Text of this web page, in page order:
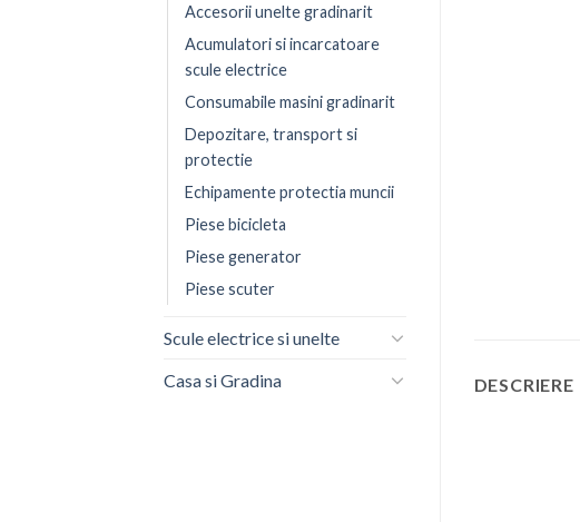
Accesorii unelte gradinarit
Acumulatori si incarcatoare
scule electrice
Consumabile masini gradinarit
Depozitare, transport si
protectie
Echipamente protectia muncii
Piese bicicleta
Piese generator
Piese scuter
Scule electrice si unelte
Casa si Gradina
DESCRIERE